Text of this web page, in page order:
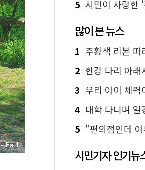
5 시민이 사랑한 '찐' 로컬
많이 본 뉴스
1 주황색 리본 따라 한강부터
2 한강 다리 아래서 영
3 우리 아이 체력이 쑥쑥!
4 대학 다니며 일경험
5 "편의점인데 아무것도 안 팔
시민기자 인기뉴